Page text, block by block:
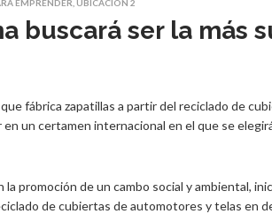
EMPRENDER UBICACIÓN 2
buscará ser la más
fábrica zapatillas a partir del reciclado de
un certamen internacional en el que se
promoción de un cambo social y ambiental,
de cubiertas de automotores y telas en